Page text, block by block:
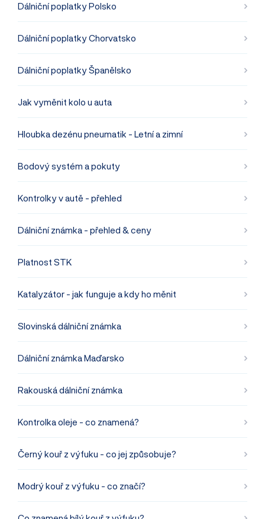
Dálniční poplatky Polsko
Dálniční poplatky Chorvatsko
Dálniční poplatky Španělsko
Jak vyměnit kolo u auta
Hloubka dezénu pneumatik - Letní a zimní
Bodový systém a pokuty
Kontrolky v autě - přehled
Dálniční známka - přehled & ceny
Platnost STK
Katalyzátor - jak funguje a kdy ho měnit
Slovinská dálniční známka
Dálniční známka Maďarsko
Rakouská dálniční známka
Kontrolka oleje - co znamená?
Černý kouř z výfuku - co jej způsobuje?
Modrý kouř z výfuku - co značí?